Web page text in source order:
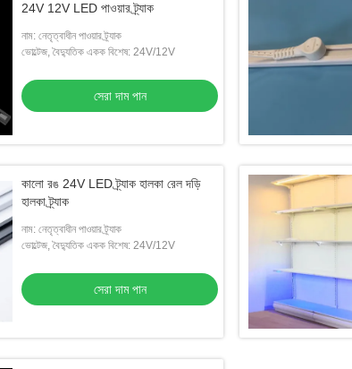
24V 12V LED পাওয়ার ট্র্যাক
নাম: নেতৃত্বাধীন পাওয়ার ট্র্যাক
ভোল্টেজ, বৈদ্যুতিক একক বিশেষ: 24V/12V
সেরা দাম পান
কালো রঙ 24V LED ট্র্যাক হালকা রেল দড়ি
হালকা ট্র্যাক
নাম: নেতৃত্বাধীন পাওয়ার ট্র্যাক
ভোল্টেজ, বৈদ্যুতিক একক বিশেষ: 24V/12V
সেরা দাম পান